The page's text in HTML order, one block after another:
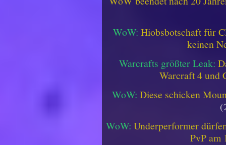
WoW: Hiobsbotschaft für
keinen
Warcrafts größter Leak:
Warcraft 4 und
WoW: Diese schicken
WoW: Underperformer
PvP am